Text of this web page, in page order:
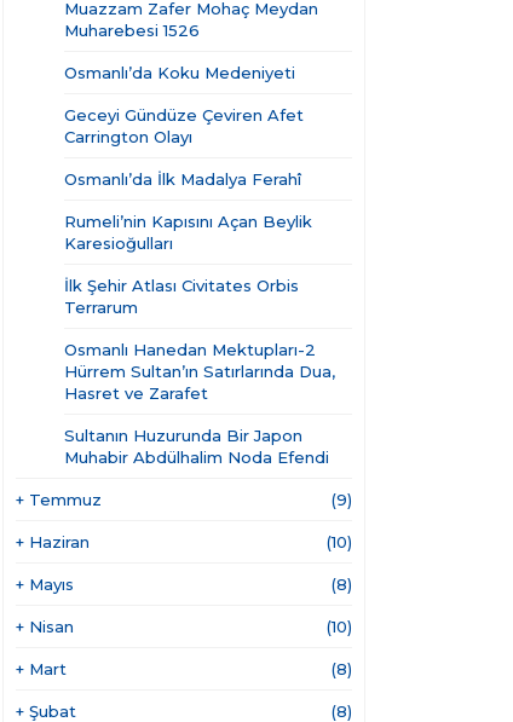
Muazzam Zafer Mohaç Meydan
Muharebesi 1526
Osmanlı’da Koku Medeniyeti
Geceyi Gündüze Çeviren Afet
Carrington Olayı
Osmanlı’da İlk Madalya Ferahî
Rumeli’nin Kapısını Açan Beylik
Karesioğulları
İlk Şehir Atlası Civitates Orbis
Terrarum
Osmanlı Hanedan Mektupları-2
Hürrem Sultan’ın Satırlarında Dua,
Hasret ve Zarafet
Sultanın Huzurunda Bir Japon
Muhabir Abdülhalim Noda Efendi
+ Temmuz (9)
+ Haziran (10)
+ Mayıs (8)
+ Nisan (10)
+ Mart (8)
+ Şubat (8)